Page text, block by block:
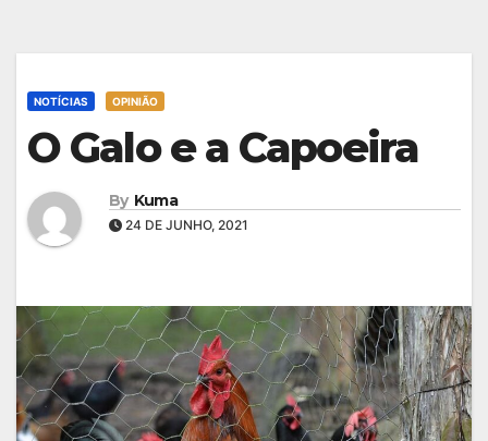
NOTÍCIAS OPINIÃO
O Galo e a Capoeira
By Kuma
24 DE JUNHO, 2021